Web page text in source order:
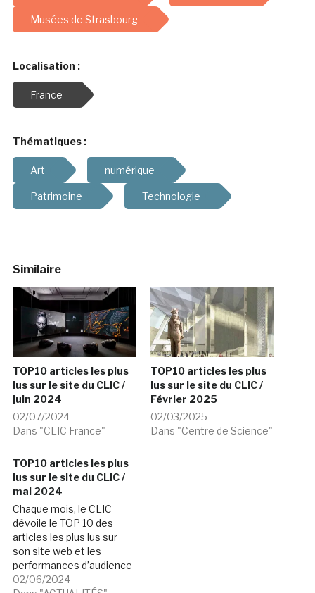
Musées de Strasbourg
Localisation :
France
Thématiques :
Art numérique
Patrimoine Technologie
Similaire
TOP10 articles les plus
lus sur le site du CLIC /
juin 2024
02/07/2024
Dans "CLIC France"
TOP10 articles les plus
lus sur le site du CLIC /
Février 2025
02/03/2025
Dans "Centre de Science"
TOP10 articles les plus
lus sur le site du CLIC /
mai 2024
Chaque mois, le CLIC
dévoile le TOP 10 des
articles les plus lus sur
son site web et les
performances d’audience
et de fréquentation de ce
02/06/2024